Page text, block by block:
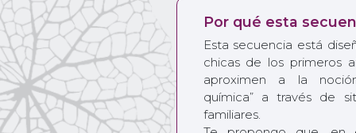
Por qué esta
Esta secuencia está
chicas de los primeros
aproximen a la
química” a través de
familiares.